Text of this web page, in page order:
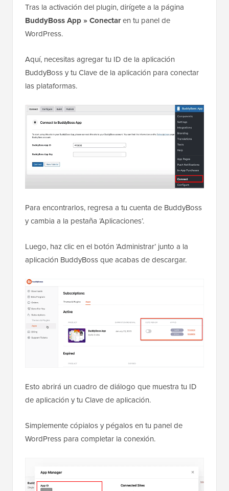
Tras la activación del plugin, dirígete a la página
BuddyBoss App » Conectaren tu panel de
WordPress.
Aquí, necesitas agregar tu ID de la aplicación
BuddyBoss y tu Clave de la aplicación para conectar
las plataformas.
Para encontrarlos, regresa a tu cuenta de BuddyBoss
y cambia a la pestaña ‘Aplicaciones’.
Luego, haz clic en el botón ‘Administrar’ junto a la
aplicación BuddyBoss que acabas de descargar.
Esto abrirá un cuadro de diálogo que muestra tu ID
de aplicación y tu Clave de aplicación.
Simplemente cópialos y pégalos en tu panel de
WordPress para completar la conexión.